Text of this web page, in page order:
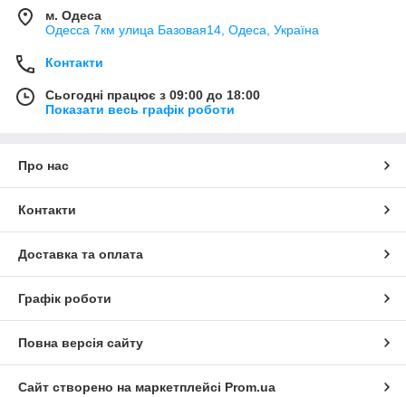
м. Одеса
Одесса 7км улица Базовая14, Одеса, Україна
Контакти
Сьогодні працює з 09:00 до 18:00
Показати весь графік роботи
Про нас
Контакти
Доставка та оплата
Графік роботи
Повна версія сайту
Сайт створено на маркетплейсі Prom.ua